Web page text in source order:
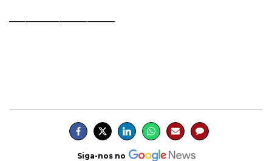
Siga-nos no